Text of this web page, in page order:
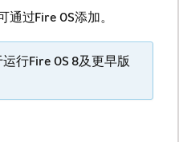
过Fire OS添加。
行Fire OS 8及更早版